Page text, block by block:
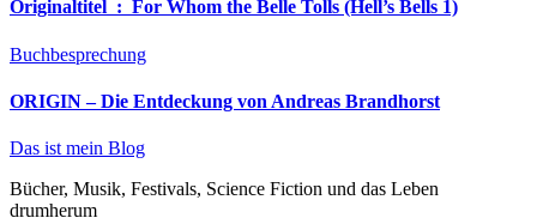
Originaltitel ‏ : ‎ For Whom the Belle Tolls (Hell’s Bells 1)
Buchbesprechung
ORIGIN – Die Entdeckung von Andreas Brandhorst
Das ist mein Blog
Bücher, Musik, Festivals, Science Fiction und das Leben
drumherum